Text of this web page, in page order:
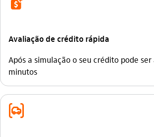
credito
Avaliação de crédito rápida
Após a simulação o seu crédito pode
minutos
seguro_auto_outline